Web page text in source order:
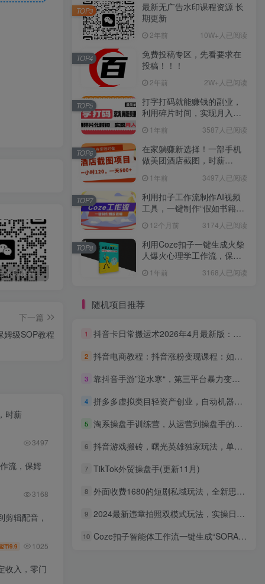
最新无广告水印课程资源 长期更新 免费投稿专区，先看要求在投稿！！！ 打字打码就能赚钱的副业，利用碎片时间，实现月入过万，简单的赚钱小副业
下一篇
姆级SOP教程
时薪
3497
流，保姆
3168
辑配音，
币9.9 1025
收入，零门
最新无广告水印课程资源 长
期更新
2年前 10W+人已阅读
TOP3
免费投稿专区，先看要求在
投稿！！！
2年前 2W+人已阅读
TOP4
打字打码就能赚钱的副业，
利用碎片时间，实现月入过
1年前 3587人已阅读
TOP5
在家躺赚新选择！一部手机
做美团酒店截图，时薪
1年前 3497人已阅读
TOP6
利用扣子工作流制作AI视频
工具，一键制作“假如书籍会
12个月前 3174人已阅读
TOP7
利用Coze扣子一键生成火柴
人爆火心理学工作流，保姆
1年前 3168人已阅读
TOP8
随机项目推荐
1 抖音卡日常搬运术2026年4月最新版：影视账号爆款涨粉玩法，外面售价5000元核心
2 抖音电商教程：抖音涨粉变现课程：如何做一个赚钱的抖音号（18节）
3 靠抖音手游”逆水寒“，第三平台暴力变现，几分钟一条视频，一部手机就能操作，附带资料教程。
4 拼多多虚拟类目轻资产创业，自动机器人运营，稳稳月入 1-5W
5 淘系操盘手训练营，从运营到操盘手的进阶之路，全维度知识体系剖析(更新)
6 抖音游戏搬砖，曙光英雄独家玩法，单日变现三位数，傻瓜式操作，小白一…
7 TikTok外贸操盘手(更新11月)
8 外面收费1680的短剧私域玩法，全新思路0门槛可做，一单变现9.9-99不等
9 2024最新违章拍照双模式玩法，实操日入1000+
10 Coze扣子智能体工作流一键生成“SORA2美食广告“短视频，全流程保姆级教学